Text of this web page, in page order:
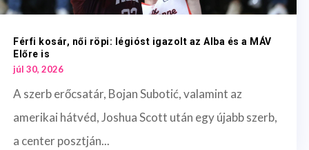
Férfi kosár, női röpi: légióst igazolt az Alba és a MÁV
Előre is
júl 30, 2026
A szerb erőcsatár, Bojan Subotić, valamint az
amerikai hátvéd, Joshua Scott után egy újabb szerb,
a center posztján...